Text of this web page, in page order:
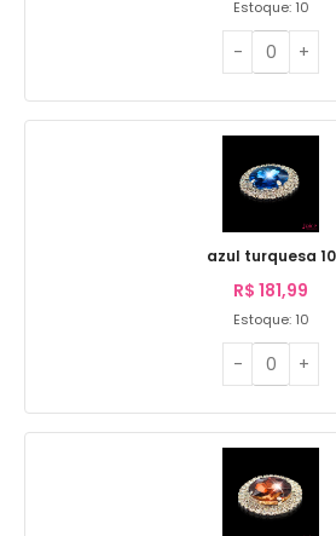
Estoque: 10
azul turquesa 10
R$ 181,99
Estoque: 10